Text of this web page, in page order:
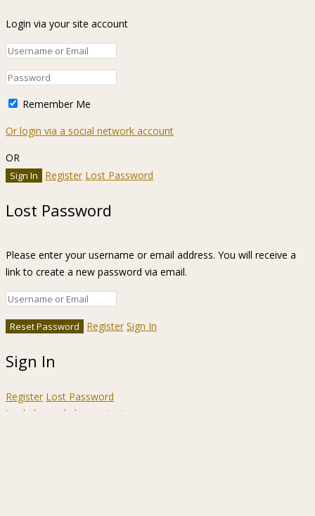
Login via your site account
Remember Me
Or login via a social network account
OR
Register Lost Password
Lost Password
Please enter your username or email address. You will receive a
link to create a new password via email.
Register Sign In
Sign In
Register Lost Password
Ir a la barra de herramientas